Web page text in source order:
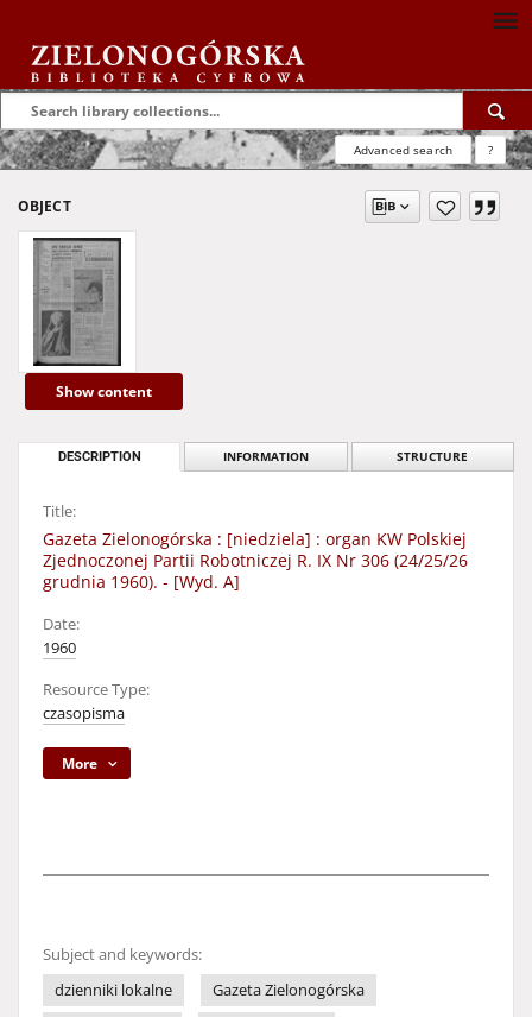
Advanced search ?
OBJECT
Show content
DESCRIPTION INFORMATION STRUCTURE
Title:
Gazeta Zielonogórska : [niedziela] : organ KW Polskiej
Zjednoczonej Partii Robotniczej R. IX Nr 306 (24/25/26
grudnia 1960). - [Wyd. A]
Date:
1960
Resource Type:
czasopisma
More
Subject and keywords:
dzienniki lokalne
Gazeta Zielonogórska